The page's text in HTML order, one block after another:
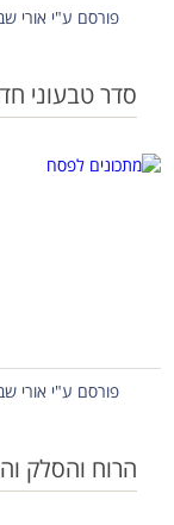
פורסם ע"י אורי
סדר טבעוני
פורסם ע"י אורי
הרוח והסלק